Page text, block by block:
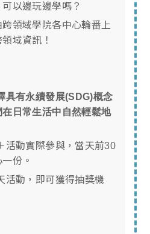
以邊玩邊學嗎？
領域學院各中心輪番上
域資訊！
具有永續發展(SDG)概念
日常生活中自然輕鬆地
活動實際參與，當天前30
份。
活動，即可獲得抽獎機